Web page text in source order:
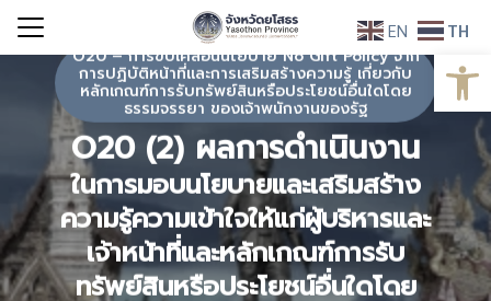
Skip
content
SearchO20 – การขับเคลื่อนนโยบาย No Gift Policy จาก
การปฏิบัติหน้าที่และการเสริมสร้างความรู้ เกี่ยวกับ
หลักเกณฑ์การรับทรัพย์สินหรือประโยชน์อื่นใดโดย
ธรรมจรรยา ของเจ้าพนักงานของรัฐ
O20 (2) ผลการดำเนินงาน
ในการมอบนโยบายและเสริมสร้าง
ความรู้ความเข้าใจให้แก่ผู้บริหารและ
เจ้าหน้าที่และหลักเกณฑ์การรับ
ทรัพย์สินหรือประโยชน์อื่นใดโดย
EN TH